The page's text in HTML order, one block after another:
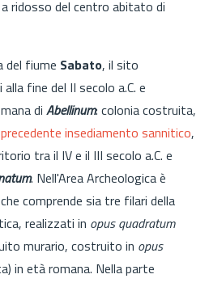
ridosso del centro abitato di
del fiume Sabato, il sito
fine del II secolo a.C. e
di Abellinum: colonia costruita,
precedente insediamento sannitico,
tra il IV e il III secolo a.C. e
. Nell'Area Archeologica è
comprende sia tre filari della
realizzati in opus quadratum
murario, costruito in opus
in età romana. Nella parte